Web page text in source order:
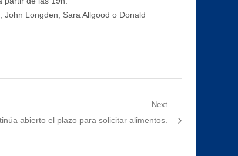
Longden, Sara Allgood o Donald
Next
abierto el plazo para solicitar alimentos.